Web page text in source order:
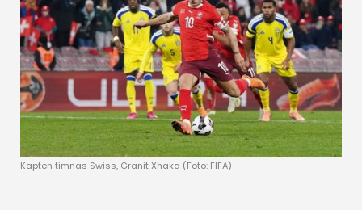
Kapten timnas Swiss, Granit Xhaka (Foto: FIFA)